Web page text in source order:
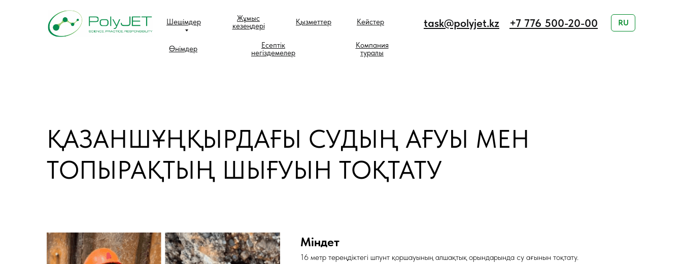
Жұмыс
кезеңдері
Кейстер
Қызметтер +7 776 500-20-00
Есептік
негіздемелер
Өнімдер
Компания
туралы
task@polyjet.kz
Шешімдер
RU VERSION
RU
ҚАЗАНШҰҢҚЫРДАҒЫ СУДЫҢ АҒУЫ МЕН
ТОПЫРАҚТЫҢ ШЫҒУЫН ТОҚТАТУ
Міндет
16 метр тереңдіктегі шпунт қоршауының алшақтық орындарында су ағынын тоқтату.